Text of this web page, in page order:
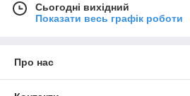
Сьогодні вихідний
Показати весь графік роботи
Про нас